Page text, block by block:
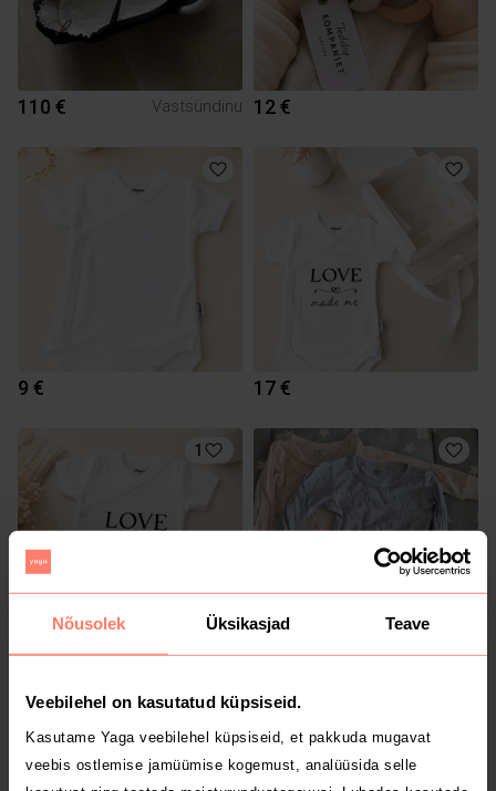
Nõusolek Üksikasjad Teave
Veebilehel on kasutatud küpsiseid.
Kasutame Yaga veebilehel küpsiseid, et pakkuda mugavat
veebis ostlemise jamüümise kogemust, analüüsida selle
110 € Vastsündinu 12 €
9 € 17 €
1
Lindex